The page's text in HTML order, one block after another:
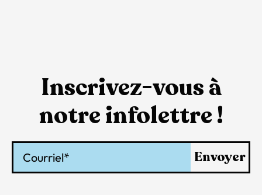
Inscrivez-vous à
notre infolettre !
Envoyer